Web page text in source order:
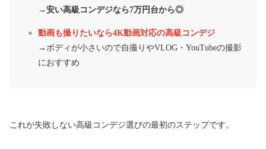
→安い高級コンデジなら7万円台から◎
動画も撮りたいなら4K動画対応の高級コンデジ
→ボディが小さいので自撮りやVLOG・YouTubeの撮影
におすすめ
これが失敗しない高級コンデジ選びの最初のステップです。